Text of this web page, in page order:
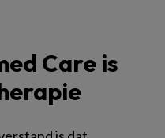
Care is